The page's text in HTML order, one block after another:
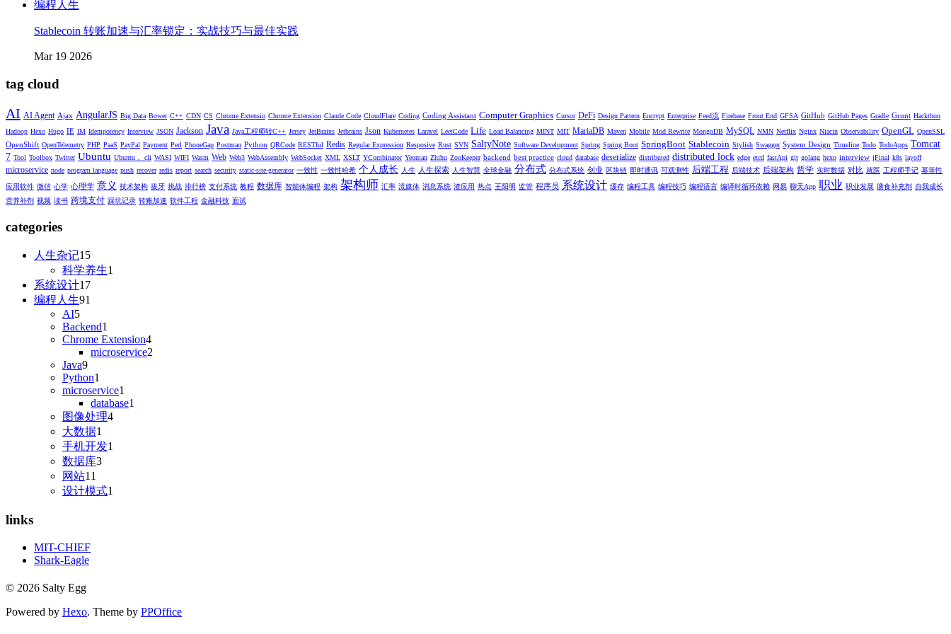
编程人生
Stablecoin 转账加速与汇率锁定：实战技巧与最佳实践
Mar 19 2026
tag cloud
AI AI Agent Ajax AngularJS Big Data Bower C++ CDN CS Chrome Extensio Chrome Extension Claude Code CloudFlare Coding Coding Assistant Computer Graphics Cursor DeFi Design Pattern Encrypt Enterprise Feed流 Firebase Front End GFSA GitHub GitHub Pages Gradle Grunt Hackthon
Hadoop Hexo Hugo IE IM Idempotency Interview JSON Jackson Java Java工程师转C++ Jersey JetBrains Jetbrains Json Kubernetes Laravel LeetCode Life Load Balancing MINT MIT MariaDB Maven Mobile Mod Rewrite MongoDB MySQL NMN Netflix Nginx Niacin Observability OpenGL OpenSSL
OpenShift OpenTelemetry PHP PaaS PayPal Payment Perl PhoneGap Postman Python QRCode RESTful Redis Regular Expression Resposive Rust SVN SaltyNote Software Development Spring Spring Boot SpringBoot Stablecoin Stylish Swagger System Design Timeline Todo TodoApps Tomcat
7 Tool Toolbox Twitter Ubuntu Ubuntu， cli WASI WIFI Wasm Web Web3 WebAssembly WebSocket XML XSLT YCombinator Yeoman Zhihu ZooKeeper backend best practice cloud database deserialize distributed distributed lock edge etcd fastApi git golang hexo interview jFinal k8s layoff
microservice node program language push recover redis report search security static-site-generator 一致性 一致性哈希 个人成长 人生 人生探索 人生智慧 全球金融 分布式 分布式系统 创业 区块链 即时通讯 可观测性 后端工程 后端技术 后端架构 哲学 实时数据 对比 就医 工程师手记 幂等性
应用软件 微信 心学 心理学 意义 技术架构 拔牙 挑战 排行榜 支付系统 教程 数据库 智能体编程 架构 架构师 汇率 流媒体 消息系统 渣应用 热点 王阳明 监管 程序员 系统设计 缓存 编程工具 编程技巧 编程语言 编译时循环依赖 网易 聊天App 职业 职业发展 膳食补充剂
自我成长
营养补剂 视频 读书 跨境支付 踩坑记录 转账加速 软件工程 金融科技 面试
categories
人生杂记15
科学养生1
系统设计17
编程人生91
AI5
Backend1
Chrome Extension4
microservice2
Java9
Python1
microservice1
database1
图像处理4
大数据1
手机开发1
数据库3
网站11
设计模式1
links
MIT-CHIEF
Shark-Eagle
© 2026 Salty Egg
Powered by Hexo. Theme by PPOffice